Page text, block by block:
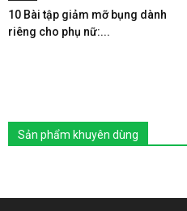
10 Bài tập giảm mỡ bụng dành
riêng cho phụ nữ:...
Sản phẩm khuyên dùng